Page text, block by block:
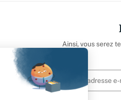
Ainsi, vous serez